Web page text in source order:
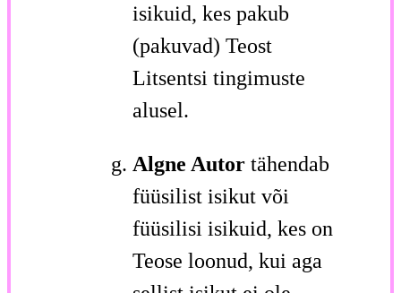
isikuid, kes pakub
(pakuvad) Teost
Litsentsi tingimuste
alusel.
Algne Autor tähendab
füüsilist isikut või
füüsilisi isikuid, kes on
Teose loonud, kui aga